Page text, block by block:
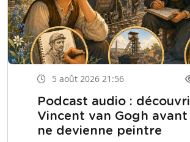
5 août 2026 21:56
Podcast audio :
Vincent van Gogh
ne devienne peintre